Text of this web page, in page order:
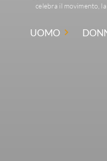
celebra il movimento,
UOMO